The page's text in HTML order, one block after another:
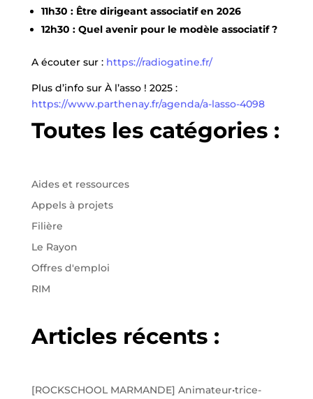
11h30 : Être dirigeant associatif en 2026
12h30 : Quel avenir pour le modèle associatif ?
A écouter sur : https://radiogatine.fr/
Plus d’info sur À l’asso ! 2025 :
https://www.parthenay.fr/agenda/a-lasso-4098
Toutes les catégories :
Aides et ressources
Appels à projets
Filière
Le Rayon
Offres d'emploi
RIM
Articles récents :
[ROCKSCHOOL MARMANDE] Animateur•trice-